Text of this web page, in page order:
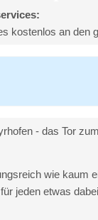
kostenlos an den
- das Tor
wie kaum
jeden etwas